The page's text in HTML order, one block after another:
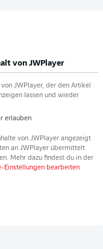
von JWPlayer
von JWPlayer, der den Artikel
lassen und wieder
erlauben
von JWPlayer angezeigt
an JWPlayerübermittelt
Mehr dazu findest du in der
Einstellungen bearbeiten